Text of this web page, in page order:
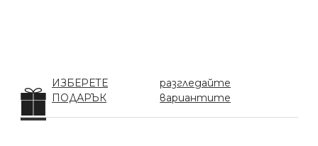
ИЗБЕРЕТЕ
ПОДАРЪК
разгледайте
вариантите